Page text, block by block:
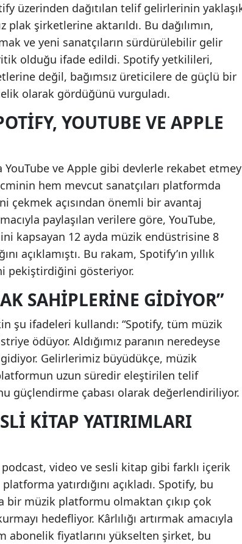
üzerinden dağıtılan telif gelirlerinin
plak şirketlerine aktarıldı. Bu dağılımın,
ve yeni sanatçıların sürdürülebilir gelir
olduğu ifade edildi. Spotify yetkilileri,
değil, bağımsız üreticilere de güçlü bir
olarak gördüğünü vurguladı.
YOUTUBE VE APPLE
YouTube ve Apple gibi devlerle rekabet
hem mevcut sanatçıları platformda
açısından önemli bir avantaj
paylaşılan verilere göre, YouTube,
kapsayan 12 ayda müzik endüstrisine 8
açıklamıştı. Bu rakam, Spotify’ın yıllık
pekiştirdiğini gösteriyor.
SAHIPLERINE GIDIYOR”
şu ifadeleri kullandı: “Spotify, tüm müzik
ödüyor. Aldığımız paranın neredeyse
Gelirlerimiz büyüdükçe, müzik
uzun süredir eleştirilen telif
güçlendirme çabası olarak değerlendiriliyor.
KITAP YATIRIMLARI
video ve sesli kitap gibi farklı içerik
yatırdığını açıkladı. Spotify, bu
bir müzik platformu olmaktan çıkıp çok
hedefliyor. Kârlılığı artırmak amacıyla
fiyatlarını yükselten şirket, bu